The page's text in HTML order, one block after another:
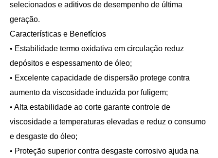
selecionados e aditivos de desempenho de última
geração.
Características e Benefícios
• Estabilidade termo oxidativa em circulação reduz
depósitos e espessamento de óleo;
• Excelente capacidade de dispersão protege contra
aumento da viscosidade induzida por fuligem;
• Alta estabilidade ao corte garante controle de
viscosidade a temperaturas elevadas e reduz o consumo
e desgaste do óleo;
• Proteção superior contra desgaste corrosivo ajuda na